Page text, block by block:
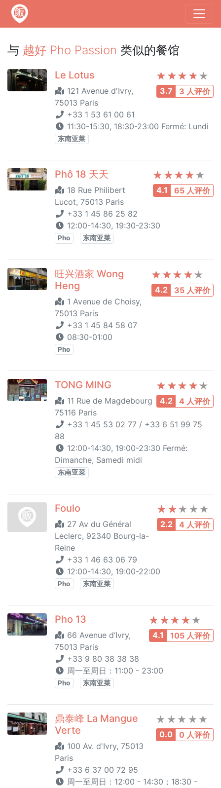
与 越好 Pho Passion 类似的餐馆
3.7 3 人评价
Le Lotus
121 Avenue d'Ivry,
75013 Paris
+33 1 53 61 00 61
11:30-15:30, 18:30-23:00 Fermé: Lundi
东南亚菜
4.1 65 人评价
Phô 18 天天
18 Rue Philibert
Lucot, 75013 Paris
+33 1 45 86 25 82
12:00-14:30, 19:30-23:30
Pho 东南亚菜
4.2 35 人评价
旺兴酒家 Wong
Heng
1 Avenue de Choisy,
75013 Paris
+33 1 45 84 58 07
08:30-01:00
Pho
4.2 4 人评价
TONG MING
11 Rue de Magdebourg
75116 Paris
+33 1 45 53 02 77 / +33 6 51 99 75
88
12:00-14:30, 19:00-23:30 Fermé:
Dimanche, Samedi midi
东南亚菜
2.2 4 人评价
Foulo
27 Av du Général
Leclerc, 92340 Bourg-la-
Reine
+33 1 46 63 06 79
12:00-14:30, 19:00-22:00
Pho 东南亚菜
4.1 105 人评价
Pho 13
66 Avenue d‘Ivry,
75013 Paris
+33 9 80 38 38 38
周一至周日：11:00 - 23:00
Pho 东南亚菜
0.0 0 人评价
鼎泰峰 La Mangue
Verte
100 Av. d'Ivry, 75013
Paris
+33 6 37 00 72 95
周一至周日：12:00 - 14:30；18:30 -